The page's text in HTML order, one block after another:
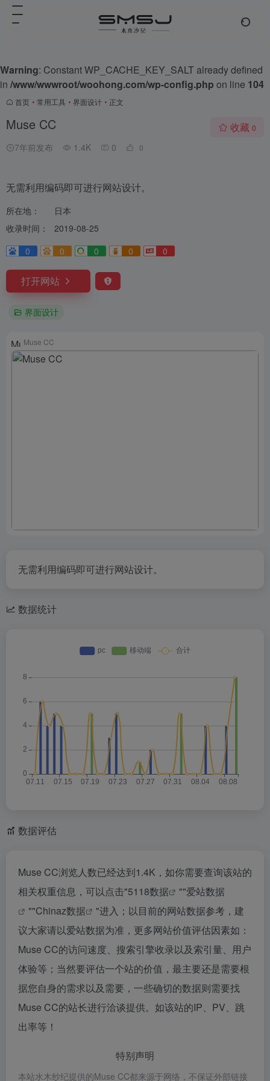
Warning: Constant WP_CACHE_KEY_SALT already defined
in /www/wwwroot/woohong.com/wp-config.php on line 104
首页 • 常用工具 • 界面设计 • 正文
Muse CC
7年前发布 1.4K 0 0
收藏 0
无需利用编码即可进行网站设计。
所在地：
日本
收录时间：
2019-08-25
0
0 0 0 0
打开网站
界面设计
Muse CC
无需利用编码即可进行网站设计。
数据统计
数据评估
Muse CC浏览人数已经达到1.4K，如你需要查询该站的
相关权重信息，可以点击"5118数据 ""爱站数据
""Chinaz数据
"进入；以目前的网站数据参考，建
议大家请以爱站数据为准，更多网站价值评估因素如：
Muse CC的访问速度、搜索引擎收录以及索引量、用户
体验等；当然要评估一个站的价值，最主要还是需要根
据您自身的需求以及需要，一些确切的数据则需要找
Muse CC的站长进行洽谈提供。如该站的IP、PV、跳
出率等！
特别声明
本站水木纱纪提供的Muse CC都来源于网络，不保证外部链接